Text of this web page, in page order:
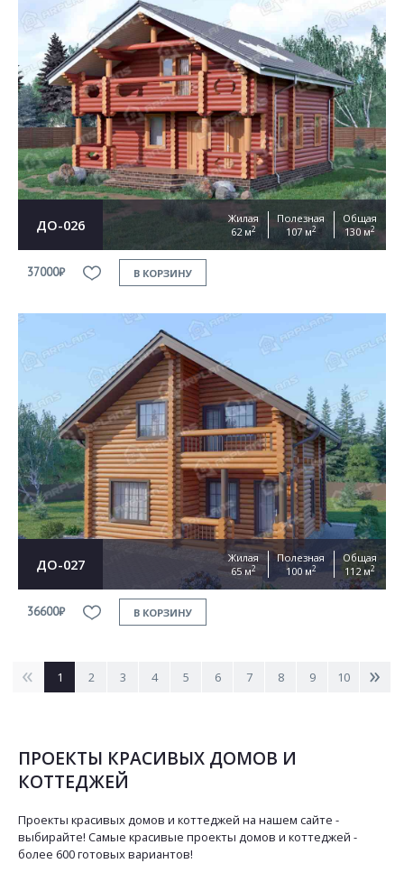
ДО-026
Жилая
62 м2
Полезная
107 м2
Общая
130 м2
37000₽ В КОРЗИНУ
ДО-027
Жилая
65 м2
Полезная
100 м2
Общая
112 м2
36600₽ В КОРЗИНУ
< 1 2 3 4 5 6 7 8 9 10 >
ПРОЕКТЫ КРАСИВЫХ ДОМОВ И
КОТТЕДЖЕЙ
Проекты красивых домов и коттеджей на нашем сайте -
выбирайте! Самые красивые проекты домов и коттеджей -
более 600 готовых вариантов!